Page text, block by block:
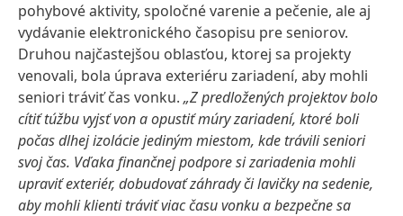
pohybové aktivity, spoločné varenie a pečenie, ale aj
vydávanie elektronického časopisu pre seniorov.
Druhou najčastejšou oblasťou, ktorej sa projekty
venovali, bola úprava exteriéru zariadení, aby mohli
seniori tráviť čas vonku. „Z predložených projektov bolo
cítiť túžbu vyjsť von a opustiť múry zariadení, ktoré boli
počas dlhej izolácie jediným miestom, kde trávili seniori
svoj čas. Vďaka finančnej podpore si zariadenia mohli
upraviť exteriér, dobudovať záhrady či lavičky na sedenie,
aby mohli klienti tráviť viac času vonku a bezpečne sa